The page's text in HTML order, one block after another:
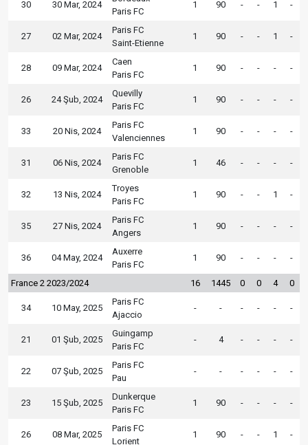
30 30 Mar, 2024
Paris FC
1 90 - - 1 -
27 02 Mar, 2024
Paris FC
Saint-Etienne
1 90 - - 1 -
28 09 Mar, 2024
Caen
Paris FC
1 90 - - - -
26 24 Şub, 2024
Quevilly
Paris FC
1 90 - - - -
33 20 Nis, 2024
Paris FC
Valenciennes
1 90 - - - -
31 06 Nis, 2024
Paris FC
Grenoble
1 46 - - - -
32 13 Nis, 2024
Troyes
Paris FC
1 90 - - 1 -
35 27 Nis, 2024
Paris FC
Angers
1 90 - - - -
36 04 May, 2024
Auxerre
Paris FC
1 90 - - - -
France 2 2023/2024 16 1445 0 0 4 0
34 10 May, 2025
Paris FC
Ajaccio
- - - - - -
21 01 Şub, 2025
Guingamp
Paris FC
- 4 - - - -
22 07 Şub, 2025
Paris FC
Pau
- - - - - -
23 15 Şub, 2025
Dunkerque
Paris FC
1 90 - - - -
26 08 Mar, 2025
Paris FC
Lorient
1 90 - - 1 -